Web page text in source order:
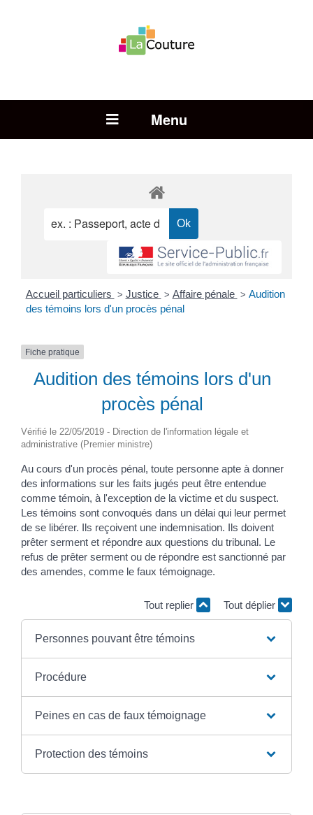
Open Menu
Accueil particuliers > Justice > Affaire pénale > Audition
des témoins lors d'un procès pénal
Fiche pratique
Audition des témoins lors d'un
procès pénal
Vérifié le 22/05/2019 - Direction de l'information légale et
administrative (Premier ministre)
Au cours d'un procès pénal, toute personne apte à donner
des informations sur les faits jugés peut être entendue
comme témoin, à l'exception de la victime et du suspect.
Les témoins sont convoqués dans un délai qui leur permet
de se libérer. Ils reçoivent une indemnisation. Ils doivent
prêter serment et répondre aux questions du tribunal. Le
refus de prêter serment ou de répondre est sanctionné par
des amendes, comme le faux témoignage.
Tout replier Tout déplier
Personnes pouvant être témoins
Procédure
Peines en cas de faux témoignage
Protection des témoins